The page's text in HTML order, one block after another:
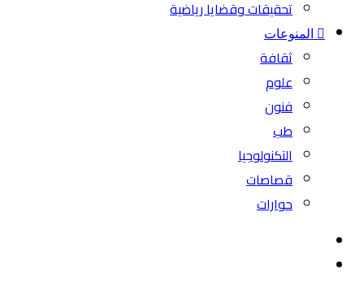
تحقيقات وقضايا رياضية
المنوعات
ثقافة
علوم
فنون
طب
التكنولوجيا
قصاصات
حوارات